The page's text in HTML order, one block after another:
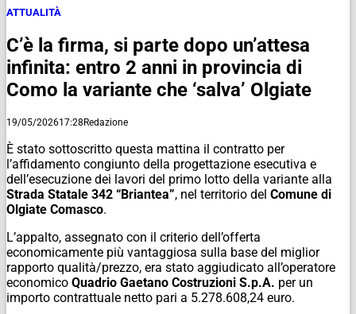
ATTUALITÀ
C’è la firma, si parte dopo un’attesa
infinita: entro 2 anni in provincia di
Como la variante che ‘salva’ Olgiate
19/05/202617:28Redazione
È stato sottoscritto questa mattina il contratto per
l’affidamento congiunto della progettazione esecutiva e
dell’esecuzione dei lavori del primo lotto della variante alla
Strada Statale 342 “Briantea”, nel territorio del Comune di
Olgiate Comasco.
L’appalto, assegnato con il criterio dell’offerta
economicamente più vantaggiosa sulla base del miglior
rapporto qualità/prezzo, era stato aggiudicato all’operatore
economico Quadrio Gaetano Costruzioni S.p.A. per un
importo contrattuale netto pari a 5.278.608,24 euro.